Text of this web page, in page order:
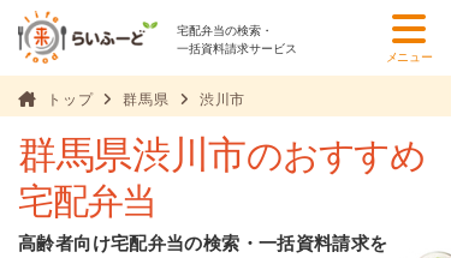
宅配弁当の検索・
一括資料請求サービス
メニュー
トップ 群馬県 渋川市
群馬県渋川市のおすすめ
宅配弁当
高齢者向け宅配弁当の検索・一括資料請求を